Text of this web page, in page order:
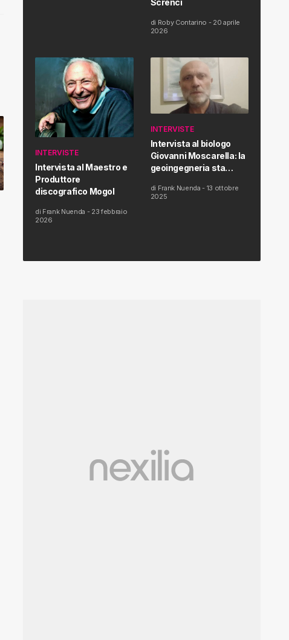
Screnci
di Roby Contarino - 20 aprile
2026
INTERVISTE
Intervista al Maestro e
Produttore
discografico Mogol
di Frank Nuenda - 23 febbraio
2026
INTERVISTE
Intervista al biologo
Giovanni Moscarella: la
geoingegneria sta
salute dell’uomo
di Frank Nuenda - 13 ottobre
2025